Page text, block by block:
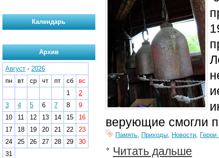
верующие смогли
Память, Приходы, Новости,
Читать дальше
Календарь
Архив
Август - 2026
пн
вт ср чт пт сб
вс
1
2
3
4 5 6 7 8
9
10
11 12 13 14 15
16
17
18 19 20 21 22
23
24
25 26 27 28 29
30
31